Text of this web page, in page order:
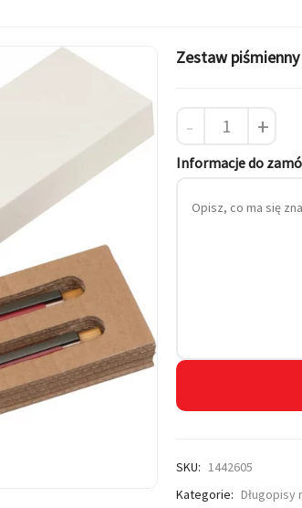
Zestaw
- +
Informacje do
SKU: 1442605
Kategorie: Długopisy